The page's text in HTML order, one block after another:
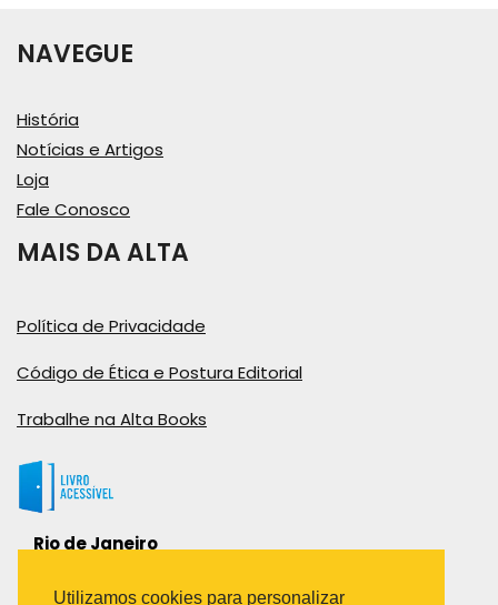
NAVEGUE
História
Notícias e Artigos
Loja
Fale Conosco
MAIS DA ALTA
Política de Privacidade
Código de Ética e Postura Editorial
Trabalhe na Alta Books
Rio de Janeiro
Bairro Industrial do Jacaré
Utilizamos cookies para personalizar